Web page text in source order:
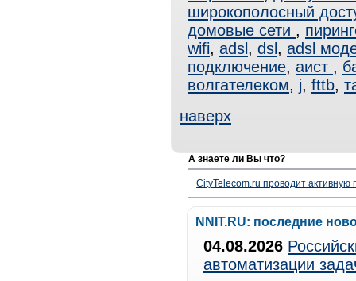
широкополосный
домовые сети ,
wifi, adsl , dsl , adsl
подключение, аист ,
волгателеком, j, fttb,
наверх
А знаете ли Вы что?
CityTelecom.ru проводит активную
NNIT.RU: последние
04.08.2026
автоматизации